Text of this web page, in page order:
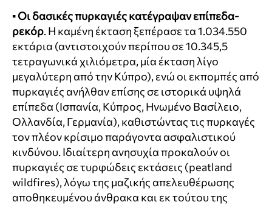
▪Οι δασικές πυρκαγιές κατέγραψαν επίπεδα-
ρεκόρ. Η καμένη έκταση ξεπέρασε τα 1.034.550
εκτάρια (αντιστοιχούν περίπου σε 10.345,5
τετραγωνικά χιλιόμετρα, μία έκταση λίγο
μεγαλύτερη από την Κύπρο), ενώ οι εκπομπές από
πυρκαγιές ανήλθαν επίσης σε ιστορικά υψηλά
επίπεδα (Ισπανία, Κύπρος, Ηνωμένο Βασίλειο,
Ολλανδία, Γερμανία), καθιστώντας τις πυρκαγές
τον πλέον κρίσιμο παράγοντα ασφαλιστικού
κινδύνου. Ιδιαίτερη ανησυχία προκαλούν οι
πυρκαγιές σε τυρφώδεις εκτάσεις (peatland
wildfires), λόγω της μαζικής απελευθέρωσης
αποθηκευμένου άνθρακα και εκ τούτου της